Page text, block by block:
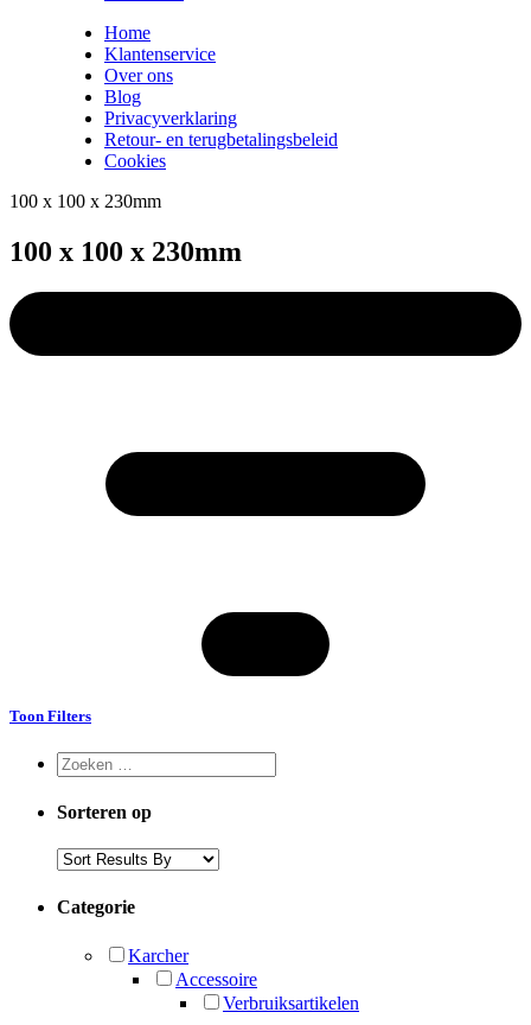
Home
Klantenservice
Over ons
Blog
Privacyverklaring
Retour- en terugbetalingsbeleid
Cookies
100 x 100 x 230mm
100 x 100 x 230mm
Toon Filters
Sorteren op
Categorie
Karcher
Accessoire
Verbruiksartikelen